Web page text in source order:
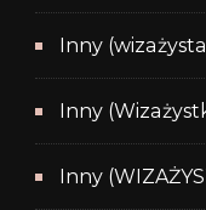
Inny
Inny
Inny